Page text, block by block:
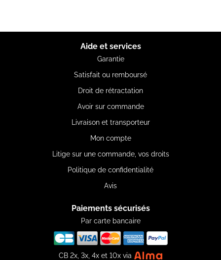
Aide et services
Garantie
Satisfait ou remboursé
Droit de rétractation
Avoir sur commande
Livraison et transporteur
Mon compte
Litige sur une commande, vos droits
Politique de confidentialité
Avis
Paiements sécurisés
Par carte bancaire
CB 2x, 3x, 4x et 10x via